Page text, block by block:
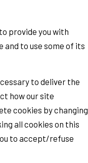
provide you with
and to use some of its
to deliver the
how our site
cookies by changing
all cookies on this
to accept/refuse